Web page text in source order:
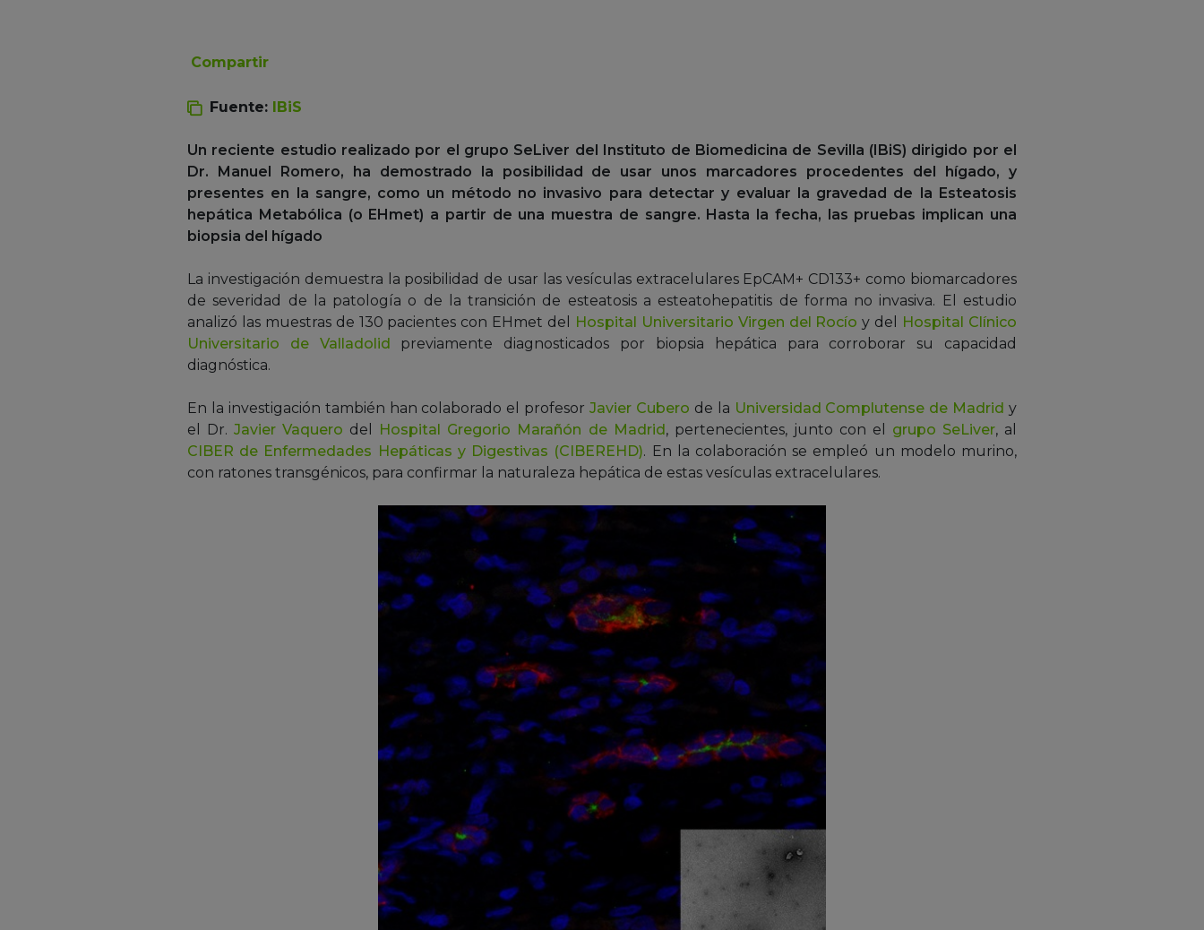
Compartir
Fuente: IBiS
Un reciente estudio realizado por el grupo SeLiver del Instituto de Biomedicina de Sevilla (IBiS) dirigido por el
Dr. Manuel Romero, ha demostrado la posibilidad de usar unos marcadores procedentes del hígado, y
presentes en la sangre, como un método no invasivo para detectar y evaluar la gravedad de la Esteatosis
hepática Metabólica (o EHmet) a partir de una muestra de sangre. Hasta la fecha, las pruebas implican una
biopsia del hígado
La investigación demuestra la posibilidad de usar las vesículas extracelulares EpCAM+ CD133+ como biomarcadores
de severidad de la patología o de la transición de esteatosis a esteatohepatitis de forma no invasiva. El estudio
analizó las muestras de 130 pacientes con EHmet del
Hospital Universitario Virgen del Rocío y del
Hospital Clínico
Universitario de Valladolid
previamente diagnosticados por biopsia hepática para corroborar su capacidad
diagnóstica.
En la investigación también han colaborado el profesor Javier Cubero de la Universidad Complutense de Madrid y
el Dr.Javier Vaquero del Hospital Gregorio Marañón de Madrid , pertenecientes, junto con el grupo SeLiver, al
CIBER de Enfermedades Hepáticas y Digestivas (CIBEREHD). En la colaboración se empleó un modelo murino,
con ratones transgénicos, para confirmar la naturaleza hepática de estas vesículas extracelulares.